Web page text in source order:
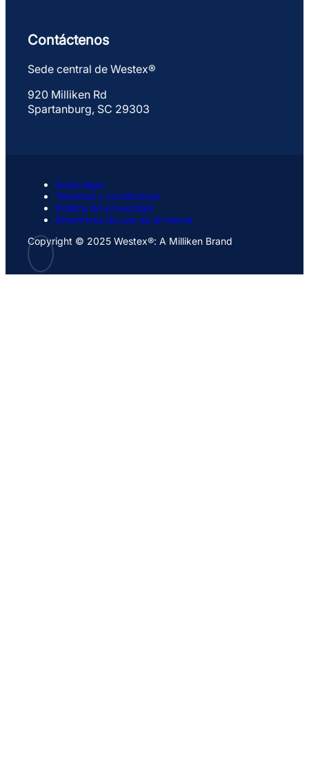
Contáctenos
Sede central de Westex®
920 Milliken Rd
Spartanburg, SC 29303
Aviso legal
Términos y condiciones
Política de privacidad
Directrices de uso de la marca
Copyright © 2025 Westex®: A Milliken Brand